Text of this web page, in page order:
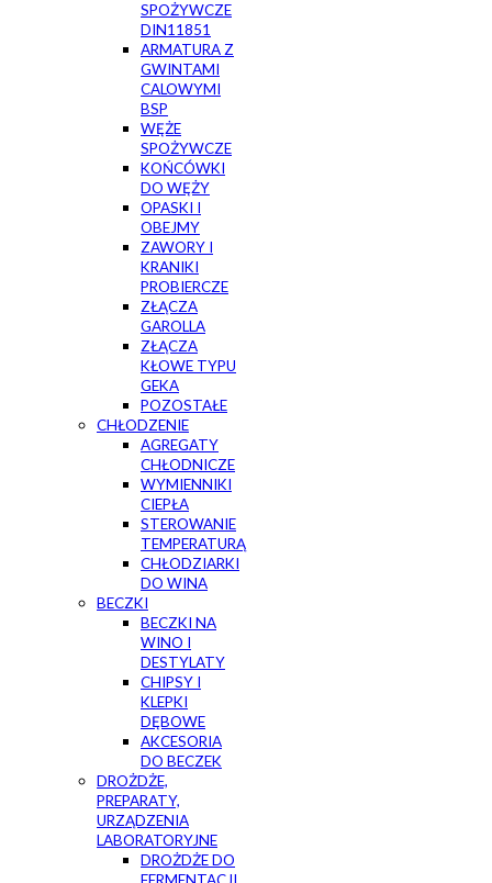
SPOŻYWCZE
DIN11851
ARMATURA Z
GWINTAMI
CALOWYMI
BSP
WĘŻE
SPOŻYWCZE
KOŃCÓWKI
DO WĘŻY
OPASKI I
OBEJMY
ZAWORY I
KRANIKI
PROBIERCZE
ZŁĄCZA
GAROLLA
ZŁĄCZA
KŁOWE TYPU
GEKA
POZOSTAŁE
CHŁODZENIE
AGREGATY
CHŁODNICZE
WYMIENNIKI
CIEPŁA
STEROWANIE
TEMPERATURĄ
CHŁODZIARKI
DO WINA
BECZKI
BECZKI NA
WINO I
DESTYLATY
CHIPSY I
KLEPKI
DĘBOWE
AKCESORIA
DO BECZEK
DROŻDŻE,
PREPARATY,
URZĄDZENIA
LABORATORYJNE
DROŻDŻE DO